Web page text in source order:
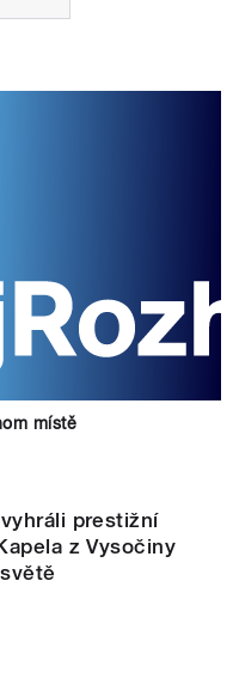
místě
prestižní
z Vysočiny